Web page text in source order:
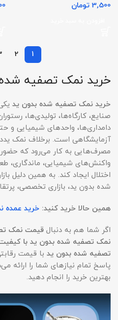
3,500 تومان
1
2
خرید نمک تصفیه
خرید نمک تصفیه شده بدون ید
صنایع، کارگاه‌ها، تولیدی‌ها،
دامداری‌ها، واحدهای شیمیایی و
آزمایشگاهی است. برخلاف نمک
مصرف‌هایی به کار می‌رود که حضور
واکنش‌های شیمیایی، ماندگاری،
اختلال ایجاد کند. به همین دلیل
شده بدون ید، بازاری تخصصی،
همین حالا خرید کنید: خرید عمده
اگر شما هم به دنبال قیمت نمک
نمک تصفیه شده بدون ید با
تصفیه شده بدون ید با قیمت
پاسخ تمام نیازهای شما را
بهترین خرید را انجام دهید.